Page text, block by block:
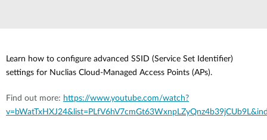
Learn how to configure advanced SSID (Service Set Identifier)
settings for Nuclias Cloud-Managed Access Points (APs).
Find out more: https://www.youtube.com/watch?